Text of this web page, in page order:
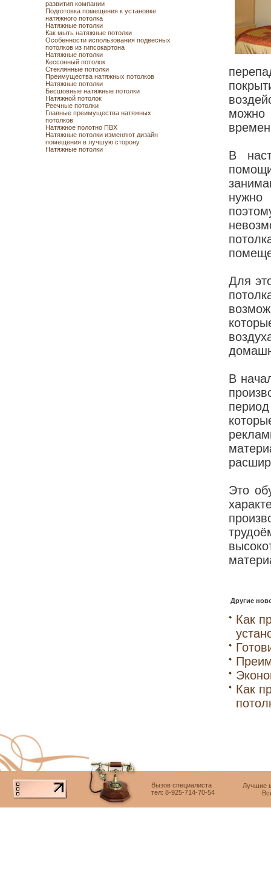
развития компании
Подготовка помещения к установке
натяжного потолка
Натяжные потолки
Как мыть натяжные потолки
Особенности использования подвесных
потолков из гипсокартона
Натяжные потолки
Кессонный потолок
Стеклянные потолки
Преимущества натяжных потолков
Натяжные потолки
Бесшовные натяжные потолки
Натяжной потолок
Реечные потолки
Главные преимущества натяжных
потолков
Натяжное полотно ПВХ
Натяжные потолки изменяют дизайн
помещения в лучшую сторону
Натяжные потолки
можно
В
нужно
Для
В
Это
Другие
Как
Как
Вызов специалиста
тел: 8-925-714-70-54
Лучшие